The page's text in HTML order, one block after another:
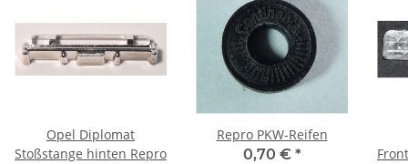
Opel Diplomat
Stoßstange hinten Repro
Repro PKW-Reifen
0,70 € *